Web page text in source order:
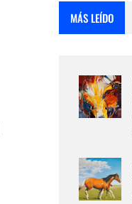
MÁS LEÍDO